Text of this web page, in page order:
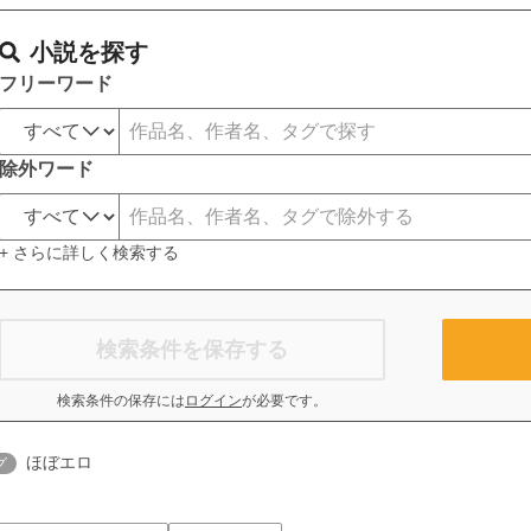
小説を探す
フリーワード
除外ワード
+ さらに詳しく検索する
検索条件を保存する
検索条件の保存には ログインが必要です。
ほぼエロ